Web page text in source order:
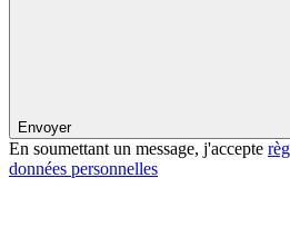
Envoyer
En soumettant un message, j'accepte
données personnelles